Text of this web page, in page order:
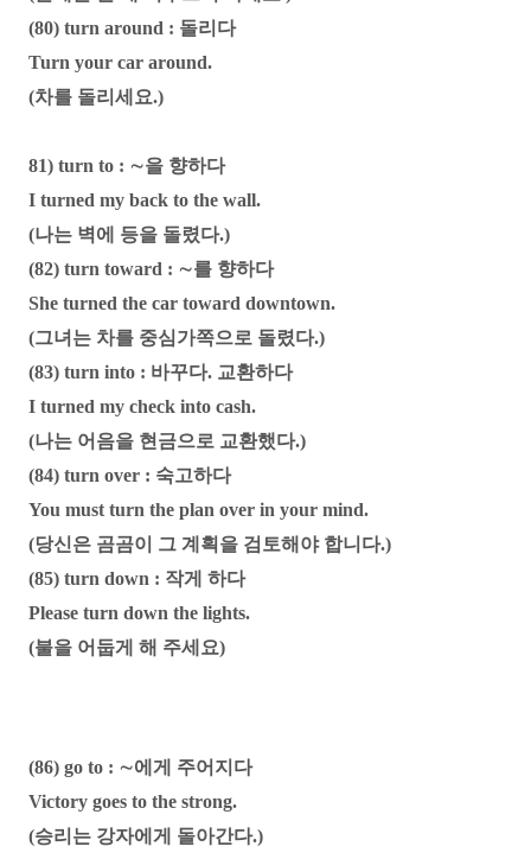
(80) turn around : 돌리다
Turn your car around.
(차를 돌리세요.)
81) turn to : ∼을 향하다
I turned my back to the wall.
(나는 벽에 등을 돌렸다.)
(82) turn toward : ∼를 향하다
She turned the car toward downtown.
(그녀는 차를 중심가쪽으로 돌렸다.)
(83) turn into : 바꾸다. 교환하다
I turned my check into cash.
(나는 어음을 현금으로 교환했다.)
(84) turn over : 숙고하다
You must turn the plan over in your mind.
(당신은 곰곰이 그 계획을 검토해야 합니다.)
(85) turn down : 작게 하다
Please turn down the lights.
(불을 어둡게 해 주세요)
(86) go to : ∼에게 주어지다
Victory goes to the strong.
(승리는 강자에게 돌아간다.)